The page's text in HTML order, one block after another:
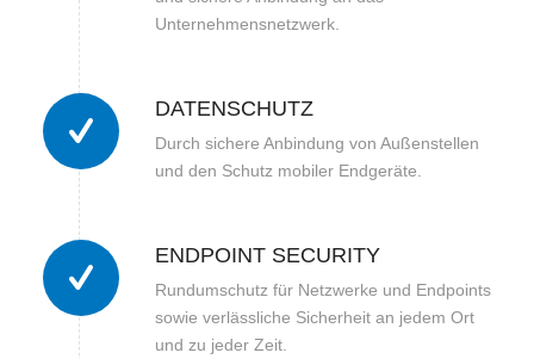
Unternehmensnetzwerk.
DATENSCHUTZ
Durch sichere Anbindung von Außenstellen
und den Schutz mobiler Endgeräte.
ENDPOINT SECURITY
Rundumschutz für Netzwerke und Endpoints
sowie verlässliche Sicherheit an jedem Ort
und zu jeder Zeit.